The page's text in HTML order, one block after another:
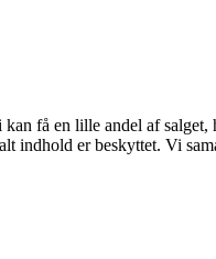
få en lille andel af salget,
indhold er beskyttet. Vi